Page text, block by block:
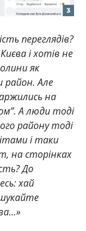
переглядів?
і хотів не
як
район. Але
на
А люди тоді
району тоді
і таки
на сторінках
До
хай